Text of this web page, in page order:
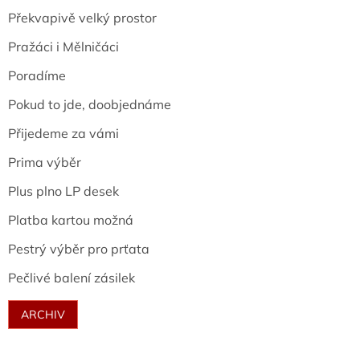
Překvapivě velký prostor
Pražáci i Mělničáci
Poradíme
Pokud to jde, doobjednáme
Přijedeme za vámi
Prima výběr
Plus plno LP desek
Platba kartou možná
Pestrý výběr pro prťata
Pečlivé balení zásilek
ARCHIV